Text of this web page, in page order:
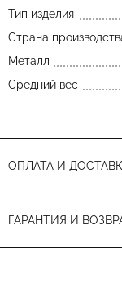
Тип изделия
Страна
Металл
Средний вес
ОПЛАТА И
ГАРАНТИЯ И